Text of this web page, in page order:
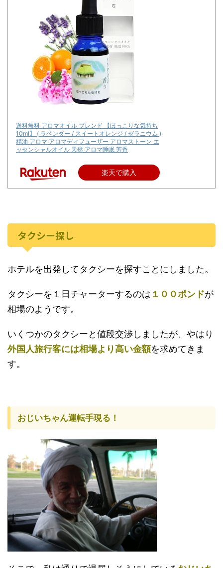
送料無料 アロマオイル ブレンド 【ほっこりな気持ち
10ml】 ( ラベンダー / スイートオレンジ / ゼラニウム )
精油 アロマ アロマディフューザー アロマストーン エ
ッセンシャルオイル 天然 アロマ睡眠 芳香
楽天で購入
タクシー探し
ホテルを出発してタクシーを探すことにしました。
タクシーを１日チャーターするのは １００ポンドが
相場のようです。
いくつかのタクシーと値段交渉しましたが、やはり
外国人旅行客には相場より高い金額を求めてきま
す。
おじいちゃん運転手現る！